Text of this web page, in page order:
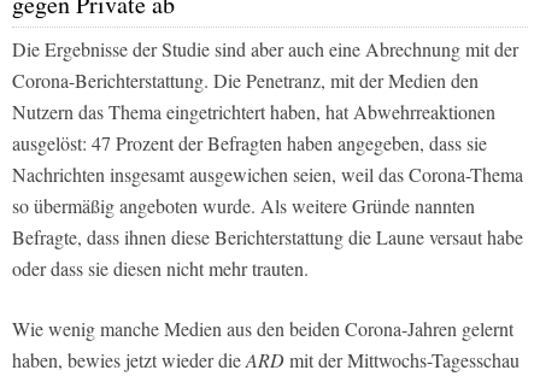
Die Ergebnisse der Studie sind aber auch eine Abrechnung mit der
Corona-Berichterstattung. Die Penetranz, mit der Medien den
Nutzern das Thema eingetrichtert haben, hat Abwehrreaktionen
ausgelöst: 47 Prozent der Befragten haben angegeben, dass sie
Nachrichten insgesamt ausgewichen seien, weil das Corona-Thema
so übermäßig angeboten wurde. Als weitere Gründe nannten
Befragte, dass ihnen diese Berichterstattung die Laune versaut habe
oder dass sie diesen nicht mehr trauten.
Wie wenig manche Medien aus den beiden Corona-Jahren gelernt
haben, bewies jetzt wieder dieARDmit der Mittwochs-Tagesschau